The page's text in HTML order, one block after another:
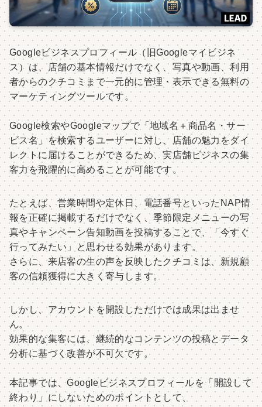
Googleビジネスプロフィール（旧Googleマイビジネ
ス）は、店舗の基本情報だけでなく、写真や動画、利用
者からのクチコミまで一元的に管理・表示できる無料の
マーケティングツールです。
Google検索やGoogleマップで「地域名＋商品名・サー
ビス名」を検索するユーザーに対し、店舗の魅力をダイ
レクトに届けることができるため、実店舗ビジネスの集
客力を飛躍的に高めることが可能です。
たとえば、営業時間や定休日、電話番号といったNAP情
報を正確に掲載するだけでなく、季節限定メニューの写
真やキャンペーン告知動画を投稿することで、「今すぐ
行ってみたい」と思わせる効果があります。
さらに、来店客の生の声を反映したクチコミは、新規顧
客の信頼獲得に大きく寄与します。
しかし、アカウントを開設しただけでは成果は出ませ
ん。
効果的な集客には、継続的なコンテンツの投稿とデータ
分析に基づく改善が不可欠です。
本記事では、Googleビジネスプロフィールを「開設して
終わり」にしないためのポイントとして、